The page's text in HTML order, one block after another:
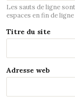
Les sauts de ligne
espaces en fin de
Titre du site
Adresse web